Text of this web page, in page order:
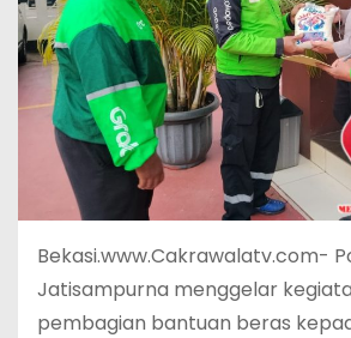
Bekasi.www.Cakrawalatv.com-
Jatisampurna menggelar
pembagian bantuan beras